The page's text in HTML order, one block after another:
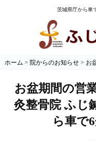
茨城県庁から車
ホーム > 院からのお知らせ> お
お盆期間の営
灸整骨院 ふじ
ら車で